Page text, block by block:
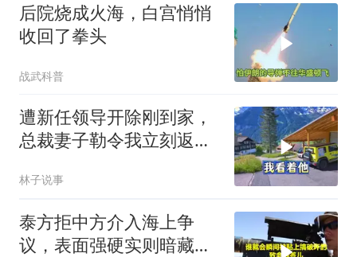
后院烧成火海，白宫悄悄
收回了拳头
战武科普
遭新任领导开除刚到家，
总裁妻子勒令我立刻返
林子说事
泰方拒中方介入海上争
议，表面强硬实则暗藏玄